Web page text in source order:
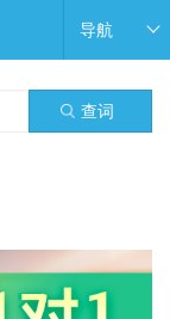
导航
查词